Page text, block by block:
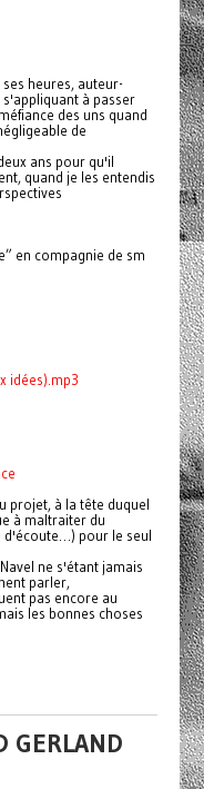
heures, auteur-
à passer
des uns quand
de
ans pour qu'il
quand je les entendis
en compagnie de sm
idées).mp3
projet, à la tête duquel
à maltraiter du
d'écoute…) pour le seul
ne s'étant jamais
parler,
pas encore au
les bonnes choses
GERLAND